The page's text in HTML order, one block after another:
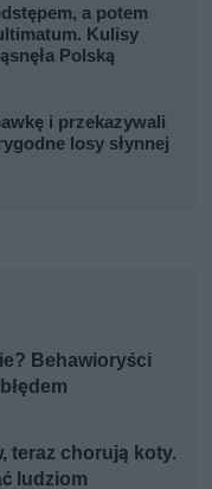
a potem
Kulisy
Polską
i przekazywali
losy słynnej
Behawioryści
teraz chorują koty.
ludziom